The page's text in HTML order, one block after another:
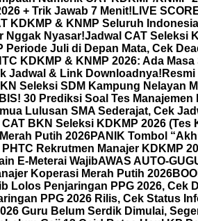
+ Trik Jawab 7 Menit! LIVE
KDKMP & KNMP Seluruh
Nggak Nyasar!Jadwal CAT Seleksi
Juli di Depan Mata, Cek
KDKMP & KNMP 2026: Ada
Jadwal & Link Downloadnya!
Seleksi SDM Kampung Nelayan
30 Prediksi Soal Tes
Lulusan SMA Sederajat, Cek
BKN Seleksi KDKMP 2026
Putih 2026PANIK Tombol
Rekrutmen Manajer KDKMP
E-Meterai WajibAWAS AUTO-
Koperasi Merah Putih 2026
Lolos Penjaringan PPG 2026, Cek
PPG 2026 Rilis, Cek Status
Guru Belum Serdik Dimulai,